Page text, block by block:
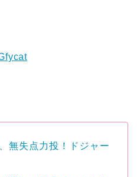
無失点力投！ドジャー